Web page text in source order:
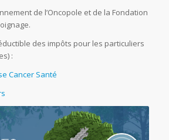
de l’Oncopole et de la Fondation
des impôts pour les particuliers
:
Cancer Santé